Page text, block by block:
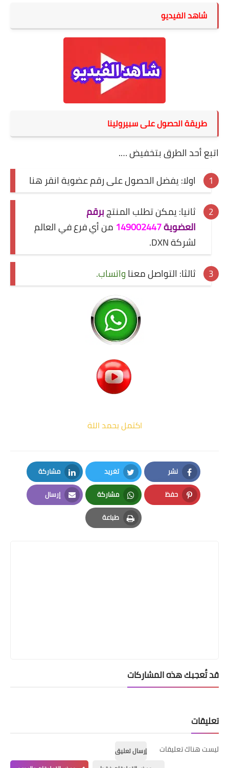
شاهد الفيديو
طريقة الحصول على سبيرولينا
اتبع أحد الطرق بتخفيض ….
اولا: يفضل الحصول على رقم عضويةانقر هنا
ثانيا: يمكن تطلب المنتجبرقم
العضوية
من أي فرع في العالم
لشركة DXN.
ثالثا: التواصل معناواتساب.
اكتمل بحمد اللة
نشر
Facebook
تغريد
Twitter
مشاركة
LinkedIn
حفظ
Pinterest
مشاركة
Whatsapp
إرسال
Email
طباعة
Print
قد تُعجبك هذه المشاركات
تعليقات
ليست هناك تعليقات
إرسال تعليق